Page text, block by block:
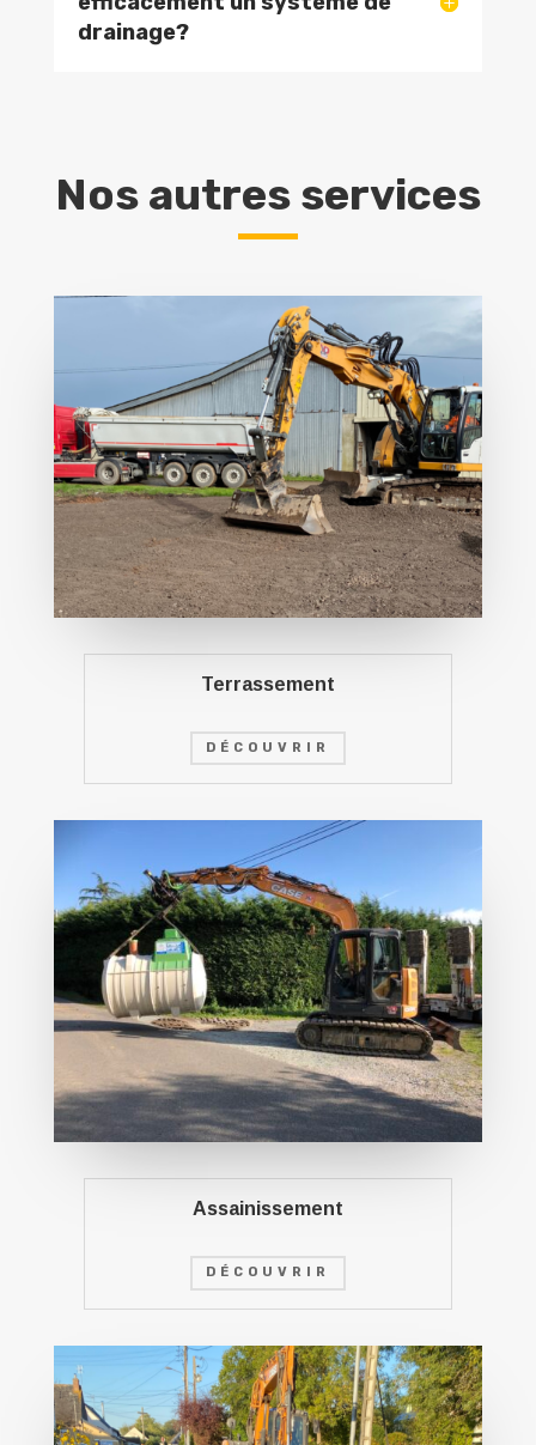
drainage?
Nos autres services
Terrassement
DÉCOUVRIR
Assainissement
DÉCOUVRIR